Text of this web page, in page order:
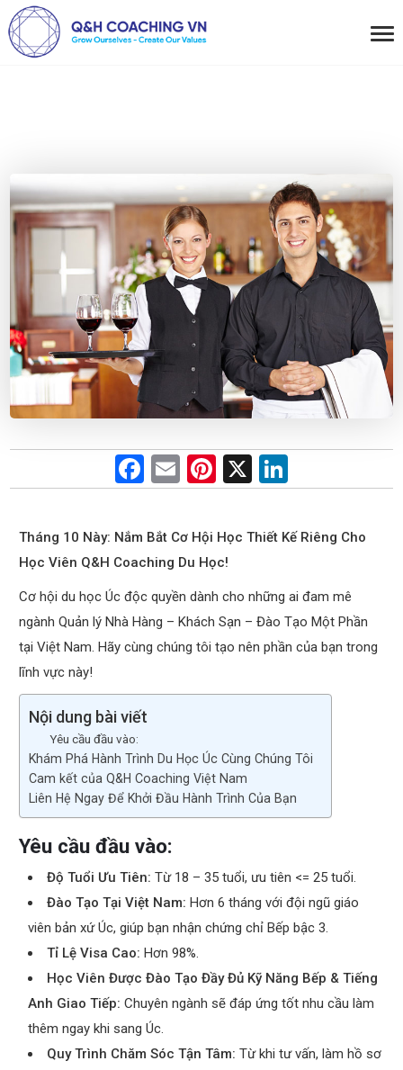
F
a
ce
b
o
k
E
m
ail
Pi
nt
er
es
t
X
n
ke
n
Tháng 10 Này: Nắm Bắt Cơ Hội Học Thiết Kế Riêng Cho
Học Viên Q&H Coaching Du Học!
Cơ hội du học Úc độc quyền dành cho những ai đam mê
ngành Quản lý Nhà Hàng – Khách Sạn – Đào Tạo Một Phần
tại Việt Nam. Hãy cùng chúng tôi tạo nên phần của bạn trong
lĩnh vực này!
Nội dung bài viết
Yêu cầu đầu vào:
Khám Phá Hành Trình Du Học Úc Cùng Chúng Tôi
Cam kết của Q&H Coaching Việt Nam
Liên Hệ Ngay Để Khởi Đầu Hành Trình Của Bạn
Yêu cầu đầu vào:
Độ Tuổi Ưu Tiên: Từ 18 – 35 tuổi, ưu tiên <= 25 tuổi.
Đào Tạo Tại Việt Nam: Hơn 6 tháng với đội ngũ giáo
viên bản xứ Úc, giúp bạn nhận chứng chỉ Bếp bậc 3.
Tỉ Lệ Visa Cao: Hơn 98%.
Học Viên Được Đào Tạo Đầy Đủ Kỹ Năng Bếp & Tiếng
Anh Giao Tiếp: Chuyên ngành sẽ đáp ứng tốt nhu cầu làm
thêm ngay khi sang Úc.
Quy Trình Chăm Sóc Tận Tâm: Từ khi tư vấn, làm hồ sơ